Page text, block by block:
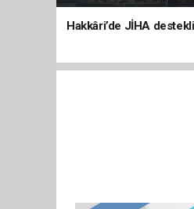
Hakkâri’de JİHA